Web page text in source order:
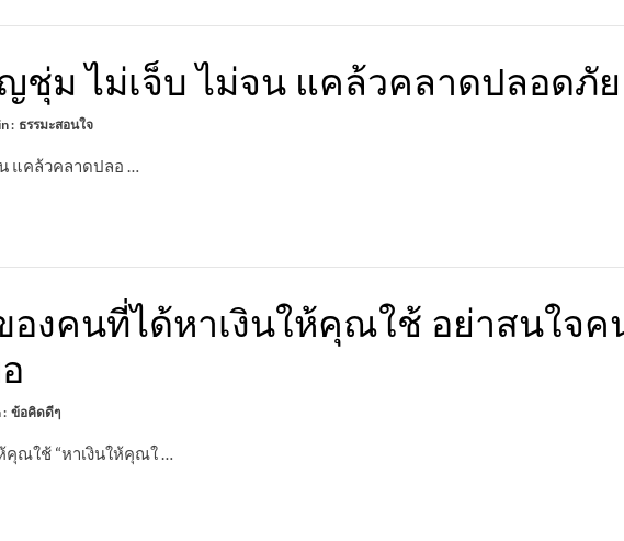
ชุ่ม ไม่เจ็บ ไม่จน แคล้วคลาดปลอดภัย
: ธรรมะสอนใจ
แคล้วคลาดปลอ …
งคนที่ได้หาเงินให้คุณใช้ อย่าสนใจค
: ข้อคิดดีๆ
ณใช้ “หาเงินให้คุณใ …